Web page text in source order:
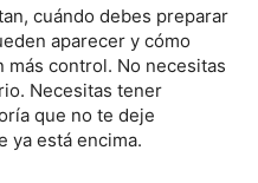
cuándo debes preparar
aparecer y cómo
control. No necesitas
Necesitas tener
que no te deje
ya está encima.